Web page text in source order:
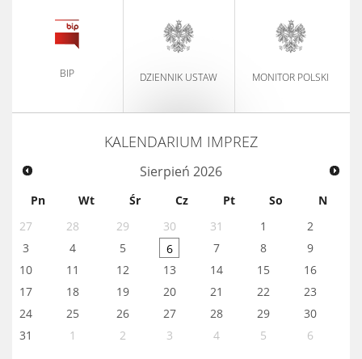
BIP DZIENNIK USTAW MONITOR POLSKI
KALENDARIUM IMPREZ
Sierpień 2026
Pn Wt Śr Cz Pt So
N
27
28 29 30 31 1
2
3
4 5 6 7 8
9
10
11 12 13 14 15
16
17
18 19 20 21 22
23
24
25 26 27 28 29
30
31
1 2 3 4 5 6